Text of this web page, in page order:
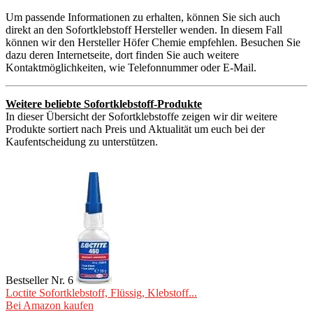
Um passende Informationen zu erhalten, können Sie sich auch
direkt an den Sofortklebstoff Hersteller wenden. In diesem Fall
können wir den Hersteller Höfer Chemie empfehlen. Besuchen Sie
dazu deren Internetseite, dort finden Sie auch weitere
Kontaktmöglichkeiten, wie Telefonnummer oder E-Mail.
Weitere beliebte Sofortklebstoff-Produkte
In dieser Übersicht der Sofortklebstoffe zeigen wir dir weitere
Produkte sortiert nach Preis und Aktualität um euch bei der
Kaufentscheidung zu unterstützen.
Bestseller Nr. 6
Loctite Sofortklebstoff, Flüssig, Klebstoff...
Bei Amazon kaufen